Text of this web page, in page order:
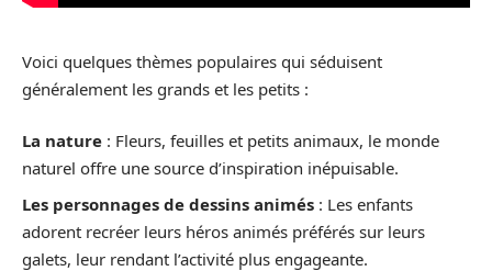
Voici quelques thèmes populaires qui séduisent
généralement les grands et les petits :
La nature : Fleurs, feuilles et petits animaux, le monde
naturel offre une source d’inspiration inépuisable.
Les personnages de dessins animés : Les enfants
adorent recréer leurs héros animés préférés sur leurs
galets, leur rendant l’activité plus engageante.